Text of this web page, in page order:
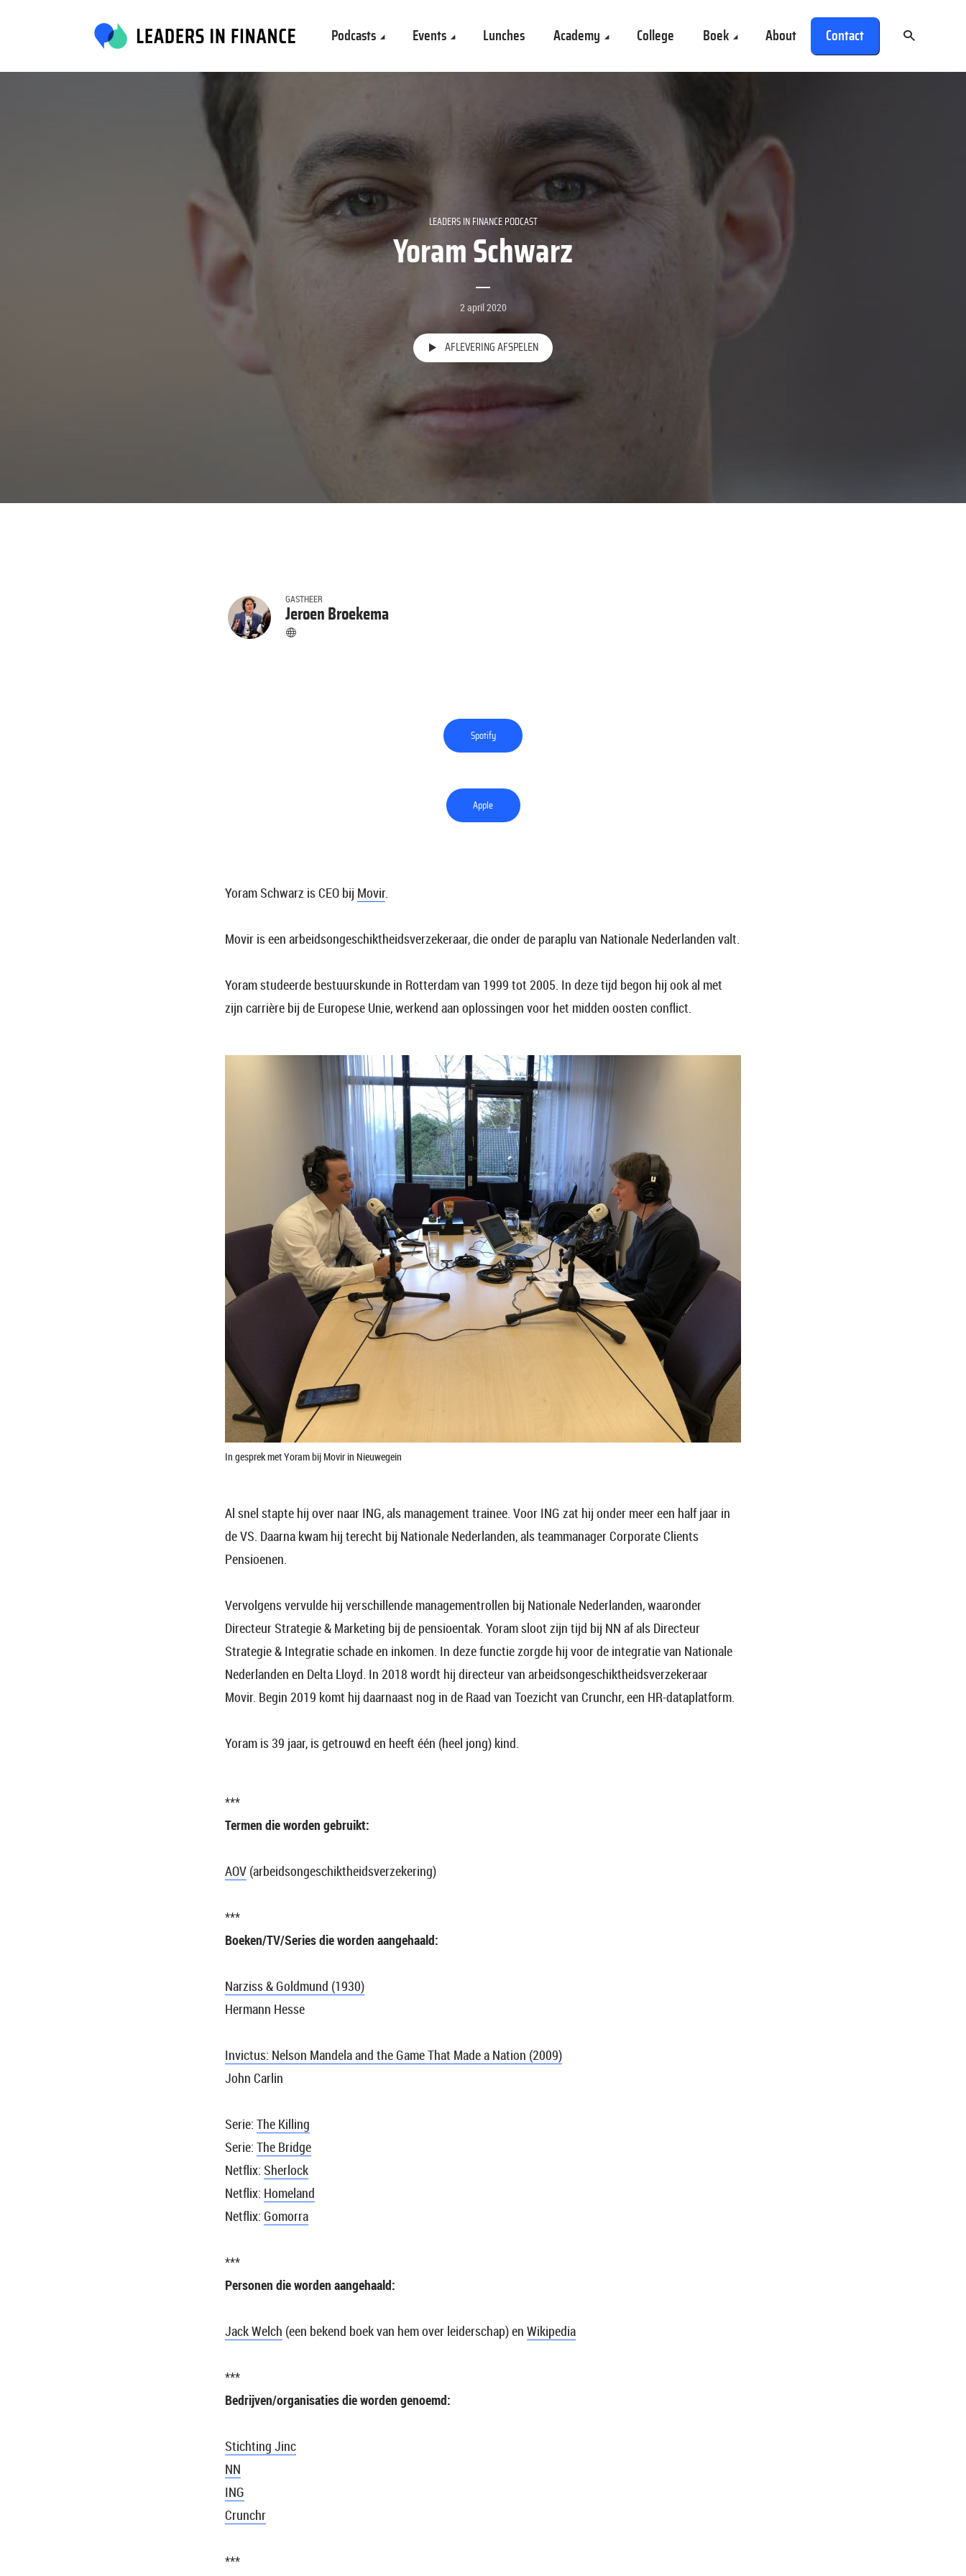
Podcasts Events Lunches Academy College Boek About Contact
LEADERS IN FINANCE PODCAST
Yoram Schwarz
2 april 2020
AFLEVERING AFSPELEN
GASTHEER
Jeroen Broekema
Spotify
Apple
Yoram Schwarz is CEO bij Movir.
Movir is een arbeidsongeschiktheidsverzekeraar, die onder de paraplu van Nationale Nederlanden valt.
Yoram studeerde bestuurskunde in Rotterdam van 1999 tot 2005. In deze tijd begon hij ook al met
zijn carrière bij de Europese Unie, werkend aan oplossingen voor het midden oosten conflict.
In gesprek met Yoram bij Movir in Nieuwegein
Al snel stapte hij over naar ING, als management trainee. Voor ING zat hij onder meer een half jaar in
de VS. Daarna kwam hij terecht bij Nationale Nederlanden, als teammanager Corporate Clients
Pensioenen.
Vervolgens vervulde hij verschillende managementrollen bij Nationale Nederlanden, waaronder
Directeur Strategie & Marketing bij de pensioentak. Yoram sloot zijn tijd bij NN af als Directeur
Strategie & Integratie schade en inkomen. In deze functie zorgde hij voor de integratie van Nationale
Nederlanden en Delta Lloyd. In 2018 wordt hij directeur van arbeidsongeschiktheidsverzekeraar
Movir. Begin 2019 komt hij daarnaast nog in de Raad van Toezicht van Crunchr, een HR-dataplatform.
Yoram is 39 jaar, is getrouwd en heeft één (heel jong) kind.
***
Termen die worden gebruikt:
AOV (arbeidsongeschiktheidsverzekering)
***
Boeken/TV/Series die worden aangehaald:
Narziss & Goldmund (1930)
Hermann Hesse
Invictus: Nelson Mandela and the Game That Made a Nation (2009)
John Carlin
Serie: The Killing
Serie: The Bridge
Netflix: Sherlock
Netflix: Homeland
Netflix: Gomorra
***
Personen die worden aangehaald:
Jack Welch (een bekend boek van hem over leiderschap) en Wikipedia
***
Bedrijven/organisaties die worden genoemd:
Stichting Jinc
NN
ING
Crunchr
***